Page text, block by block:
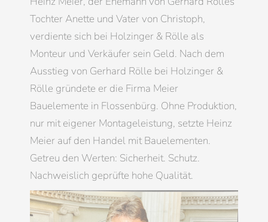
Tochter Anette und Vater von Christoph,
verdiente sich bei Holzinger & Rölle als
Monteur und Verkäufer sein Geld. Nach dem
Ausstieg von Gerhard Rölle bei Holzinger &
Rölle gründete er die Firma Meier
Bauelemente in Flossenbürg. Ohne Produktion,
nur mit eigener Montageleistung, setzte Heinz
Meier auf den Handel mit Bauelementen.
Getreu den Werten: Sicherheit. Schutz.
Nachweislich geprüfte hohe Qualität.